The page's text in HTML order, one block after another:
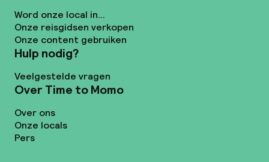
Word onze local in...
Onze reisgidsen verkopen
Onze content gebruiken
Hulp nodig?
Veelgestelde vragen
Over Time to Momo
Over ons
Onze locals
Pers